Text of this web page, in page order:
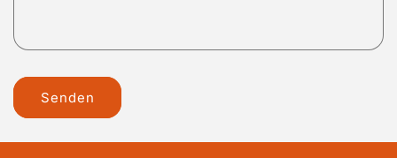
Senden